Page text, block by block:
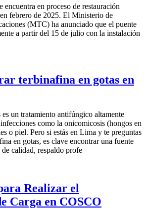
encuentra en proceso de restauración
febrero de 2025. El Ministerio de
(MTC) ha anunciado que el puente
a partir del 15 de julio con la instalación
terbinafina en gotas en
un tratamiento antifúngico altamente
como la onicomicosis (hongos en
o piel. Pero si estás en Lima y te preguntas
en gotas, es clave encontrar una fuente
calidad, respaldo profe
Realizar el
Carga en COSCO